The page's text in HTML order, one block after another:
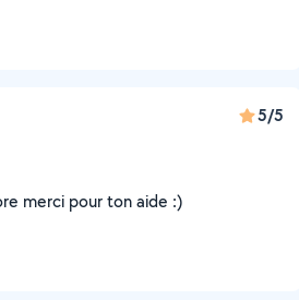
5/5
merci pour ton aide :)